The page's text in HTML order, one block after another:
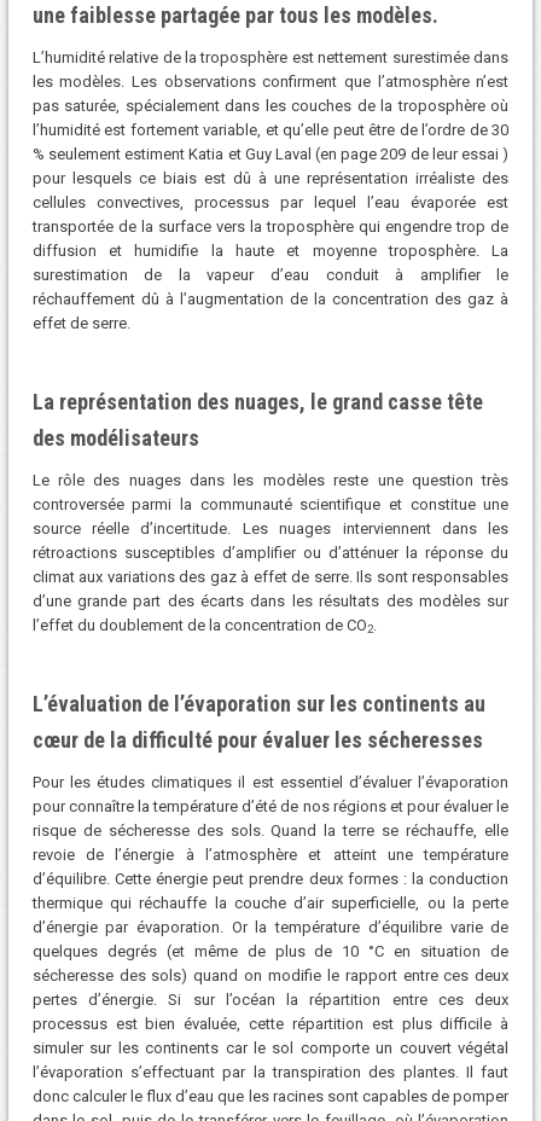
une faiblesse partagée par tous les modèles.
L’humidité relative de la troposphère est nettement surestimée dans
les modèles. Les observations confirment que l’atmosphère n’est
pas saturée, spécialement dans les couches de la troposphère où
l’humidité est fortement variable, et qu’elle peut être de l’ordre de 30
% seulement estiment Katia et Guy Laval (en page 209 de leur essai )
pour lesquels ce biais est dû à une représentation irréaliste des
cellules convectives, processus par lequel l’eau évaporée est
transportée de la surface vers la troposphère qui engendre trop de
diffusion et humidifie la haute et moyenne troposphère. La
surestimation de la vapeur d’eau conduit à amplifier le
réchauffement dû à l’augmentation de la concentration des gaz à
effet de serre.
La représentation des nuages, le grand casse tête
des modélisateurs
Le rôle des nuages dans les modèles reste une question très
controversée parmi la communauté scientifique et constitue une
source réelle d’incertitude. Les nuages interviennent dans les
rétroactions susceptibles d’amplifier ou d’atténuer la réponse du
climat aux variations des gaz à effet de serre. Ils sont responsables
d’une grande part des écarts dans les résultats des modèles sur
l’effet du doublement de la concentration de CO2.
L’évaluation de l’évaporation sur les continents au
cœur de la difficulté pour évaluer les sécheresses
Pour les études climatiques il est essentiel d’évaluer l’évaporation
pour connaître la température d’été de nos régions et pour évaluer le
risque de sécheresse des sols. Quand la terre se réchauffe, elle
revoie de l’énergie à l’atmosphère et atteint une température
d’équilibre. Cette énergie peut prendre deux formes : la conduction
thermique qui réchauffe la couche d’air superficielle, ou la perte
d’énergie par évaporation. Or la température d’équilibre varie de
quelques degrés (et même de plus de 10 °C en situation de
sécheresse des sols) quand on modifie le rapport entre ces deux
pertes d’énergie. Si sur l’océan la répartition entre ces deux
processus est bien évaluée, cette répartition est plus difficile à
simuler sur les continents car le sol comporte un couvert végétal
l’évaporation s’effectuant par la transpiration des plantes. Il faut
donc calculer le flux d’eau que les racines sont capables de pomper